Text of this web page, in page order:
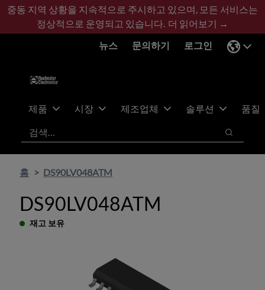
기
콘
바
글
중동 지역 상황을 지속적으로 주시하고 있으며, 모든 서비스는
정상적으로 운영되고 있습니다. 더 읽어보기 →
뉴스
문의하기 로그인
제품 시장 제조업체 솔루션
품질
검색
검색
홈 DS90LV048ATM
DS90LV048ATM
재고 보유